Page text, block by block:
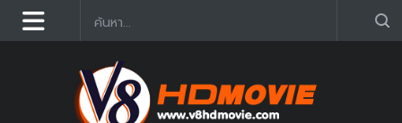
ดูหนังออนไลน์ฟรี 2025 อัฟเดตใหม่ก่อนใคร คมชัด HD